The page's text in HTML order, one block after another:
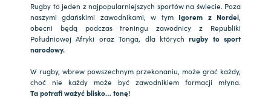
Rugby to jeden z najpopularniejszych sportów na świecie. Poza
naszymi gdańskimi zawodnikami, w tym Igorem z Nordei,
obecni będą podczas treningu zawodnicy z Republiki
Południowej Afryki oraz Tonga, dla którychrugby to sport
narodowy.
W rugby, wbrew powszechnym przekonaniu, może grać każdy,
choć nie każdy może być zawodnikiem formacji młyna.
Ta potrafi ważyć blisko… tonę!